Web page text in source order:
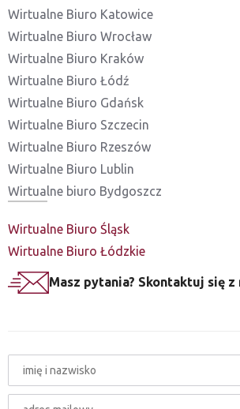
Wirtualne Biuro Katowice
Wirtualne Biuro Wrocław
Wirtualne Biuro Kraków
Wirtualne Biuro Łódź
Wirtualne Biuro Gdańsk
Wirtualne Biuro Szczecin
Wirtualne Biuro Rzeszów
Wirtualne Biuro Lublin
Wirtualne biuro Bydgoszcz
Wirtualne Biuro Śląsk
Wirtualne Biuro Łódzkie
Masz pytania? Skontaktuj się z